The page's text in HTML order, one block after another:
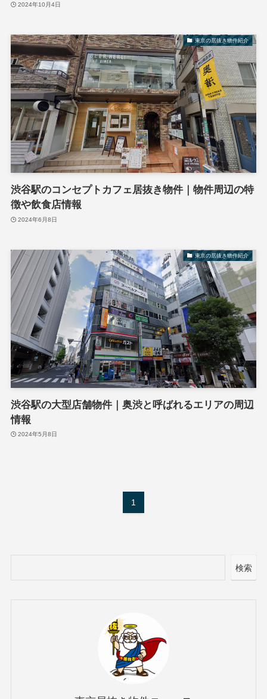
2024年10月4日
東京の居抜き物件紹介
渋谷駅のコンセプトカフェ居抜き物件｜物件周辺の特
徴や飲食店情報
2024年6月8日
東京の居抜き物件紹介
渋谷駅の大型店舗物件｜奥渋と呼ばれるエリアの周辺
情報
2024年5月8日
1
検索